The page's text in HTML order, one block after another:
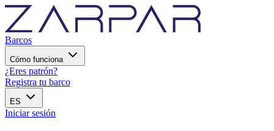
Barcos
Cómo funciona
¿Eres patrón?
Registra tu barco
ES
Iniciar sesión